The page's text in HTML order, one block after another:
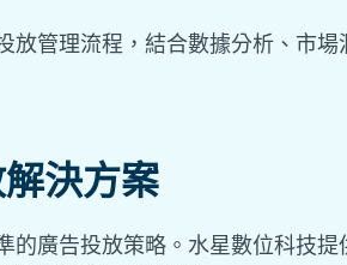
放管理流程，結合數據分析、市場
決方案
的廣告投放策略。水星數位科技提